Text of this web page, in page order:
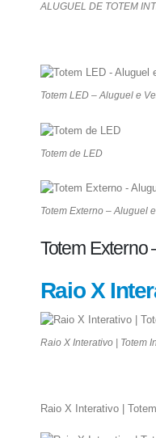
ALUGUEL DE TOTEM
Totem LED – Aluguel e
Totem de LED
Totem Externo – Aluguel
Totem Externo
Raio X
Raio X Interativo | Totem
Raio X Interativo |